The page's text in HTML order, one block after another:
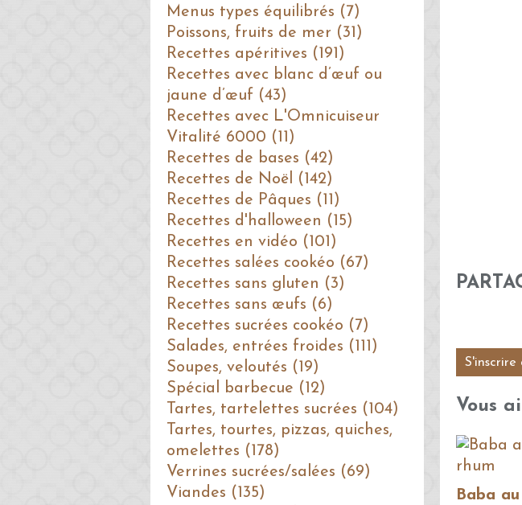
Vous
Baba
Menus types équilibrés (7)
Poissons, fruits de mer (31)
Recettes apéritives (191)
Recettes avec blanc d’œuf ou
jaune d’œuf (43)
Recettes avec L'Omnicuiseur
Vitalité 6000 (11)
Recettes de bases (42)
Recettes de Noël (142)
Recettes de Pâques (11)
Recettes d'halloween (15)
Recettes en vidéo (101)
Recettes salées cookéo (67)
Recettes sans gluten (3)
Recettes sans œufs (6)
Recettes sucrées cookéo (7)
Salades, entrées froides (111)
Soupes, veloutés (19)
Spécial barbecue (12)
Tartes, tartelettes sucrées (104)
Tartes, tourtes, pizzas, quiches,
omelettes (178)
Verrines sucrées/salées (69)
Viandes (135)